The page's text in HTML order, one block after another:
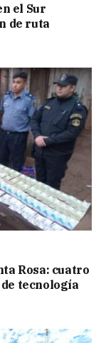
el Sur
de ruta
Rosa: cuatro
tecnología